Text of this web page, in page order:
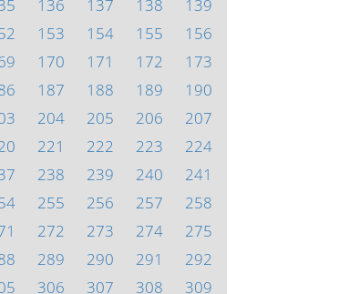
136 137 138
139
153 154 155
156
170 171 172
173
187 188 189
190
204 205 206
207
221 222 223
224
238 239 240
241
255 256 257
258
272 273 274
275
289 290 291
292
306 307 308 309